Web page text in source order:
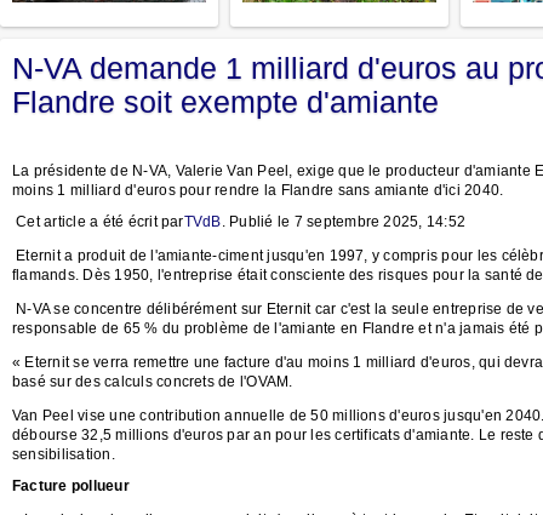
N-VA demande 1 milliard d'euros au
Flandre soit exempte d'amiante
La présidente de N-VA, Valerie Van Peel, exige que le producteur
moins 1 milliard d'euros pour rendre la Flandre sans amiante d'ici 2040.
Cet article a été écrit parTVdB . Publié le 7 septembre 2025, 14:52
Eternit a produit de l'amiante-ciment jusqu'en 1997, y compris pour les
flamands. Dès 1950, l'entreprise était consciente des risques pour la santé
N-VA se concentre délibérément sur Eternit car c'est la seule entreprise de
responsable de 65 % du problème de l'amiante en Flandre et n'a jamais
« Eternit se verra remettre une facture d'au moins 1 milliard d'euros, qui
basé sur des calculs concrets de l'OVAM.
Van Peel vise une contribution annuelle de 50 millions d'euros jusqu'en
débourse 32,5 millions d'euros par an pour les certificats d'amiante. Le
sensibilisation.
Facture pollueur